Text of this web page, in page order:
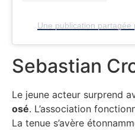
Une publication
Sebastian
Le jeune acteur surprend
osé. L’association
La tenue s’avère